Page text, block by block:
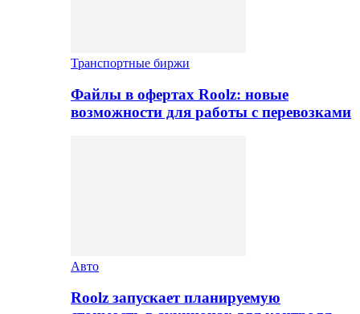
Транспортные биржи
Файлы в офертах Roolz: новые
возможности для работы с перевозками
Авто
Roolz запускает планируемую